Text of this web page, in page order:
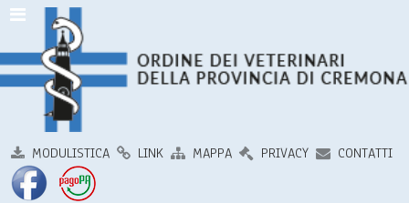
MODULISTICA LINK MAPPA PRIVACY CONTATTI